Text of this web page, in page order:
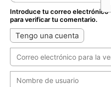
Introduce tu correo electrónico
para verificar tu comentario.
Tengo una cuenta